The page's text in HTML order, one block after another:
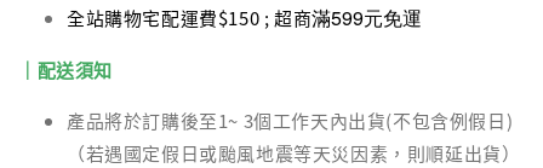
全站購物宅配運費$150 ; 超商滿599元免運
｜配送須知
產品將於訂購後至1~ 3個工作天內出貨(不包含例假日)
（若遇國定假日或颱風地震等天災因素，則順延出貨）